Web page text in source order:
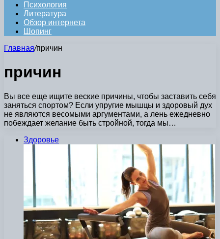
Психология
Литература
Обзор интернета
Шопинг
Главная/причин
причин
Вы все еще ищите веские причины, чтобы заставить себя
заняться спортом? Если упругие мышцы и здоровый дух
не являются весомыми аргументами, а лень ежедневно
побеждает желание быть стройной, тогда мы…
Здоровье